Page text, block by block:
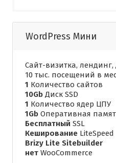
WordPress Мини
Сайт-визитка, лендинг,
10 тыс. посещений в
1 Количество сайтов
10Gb Диск SSD
1 Количество ядер ЦПУ
1Gb Оперативная
Бесплатный SSL
Кеширование LiteSpeed
Brizy Lite Sitebuilder
нет WooCommerce